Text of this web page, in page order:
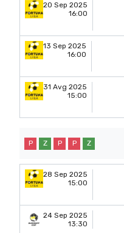
20 Sep 2025
16:00
13 Sep 2025
16:00
31 Avg 2025
15:00
P Z P P Z
28 Sep 2025
15:00
24 Sep 2025
13:30